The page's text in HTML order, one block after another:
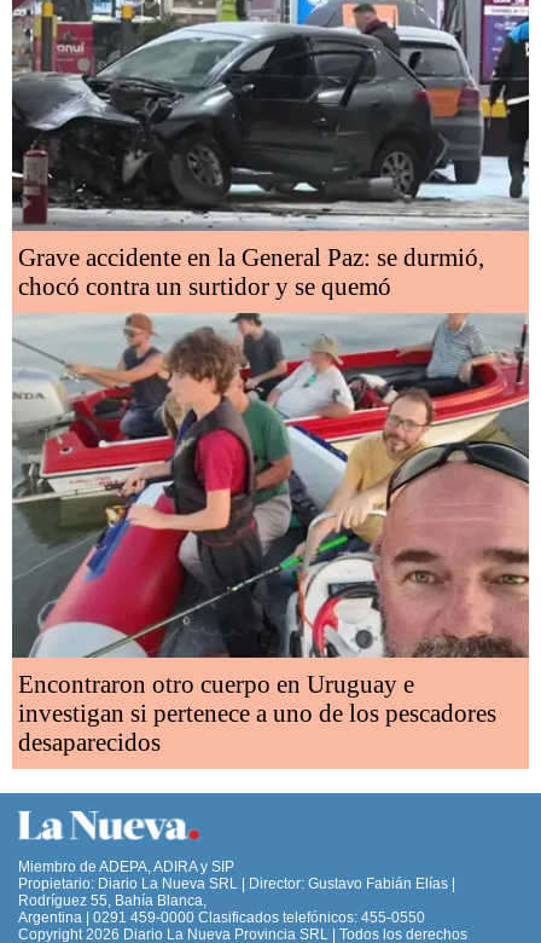
Grave accidente en la General Paz: se durmió,
chocó contra un surtidor y se quemó
Encontraron otro cuerpo en Uruguay e
investigan si pertenece a uno de los pescadores
desaparecidos
Miembro de ADEPA, ADIRA y SIP
Propietario: Diario La Nueva SRL | Director: Gustavo Fabián Elías |
Rodríguez 55, Bahía Blanca,
Argentina | 0291 459-0000 Clasificados telefónicos: 455-0550
Copyright 2026 Diario La Nueva Provincia SRL | Todos los derechos